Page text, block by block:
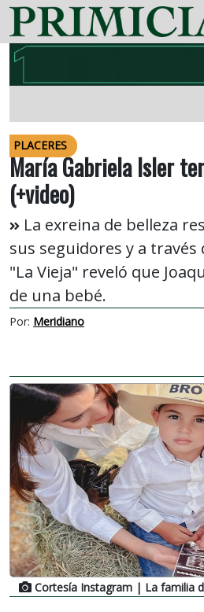
PLACERES
María Gabriela Isler
(+video)
La exreina de belleza
sus seguidores y a
"La Vieja" reveló que
de una bebé.
Por: Meridiano
Cortesía Instagram | La familia